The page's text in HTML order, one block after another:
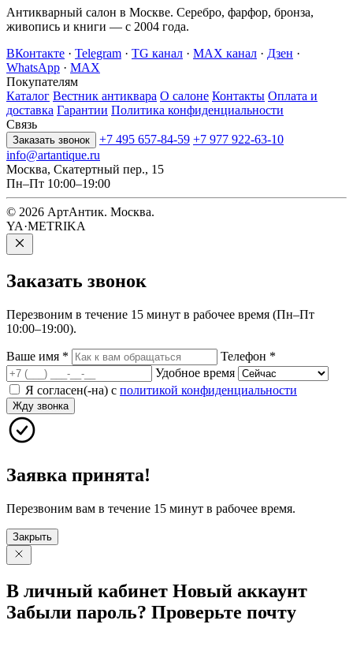
Антикварный салон в Москве. Серебро, фарфор, бронза,
живопись и книги — с 2004 года.
ВКонтакте · Telegram · TG канал · MAX канал · Дзен ·
WhatsApp · MAX
Покупателям
Каталог Вестник антиквара О салоне Контакты Оплата и
доставка Гарантии Политика конфиденциальности
Связь
Заказать звонок +7 495 657-84-59 +7 977 922-63-10
info@artantique.ru
Москва, Скатертный пер., 15
Пн–Пт 10:00–19:00
© 2026 АртАнтик. Москва.
YA·METRIKA
Заказать звонок
Перезвоним в течение 15 минут в рабочее время (Пн–Пт
10:00–19:00).
Ваше имя * Телефон *
Удобное время
Я согласен(-на) с политикой конфиденциальности
Жду звонка
Заявка принята!
Перезвоним вам в течение 15 минут в рабочее время.
Закрыть
В личный кабинет Новый аккаунт
Забыли пароль? Проверьте почту